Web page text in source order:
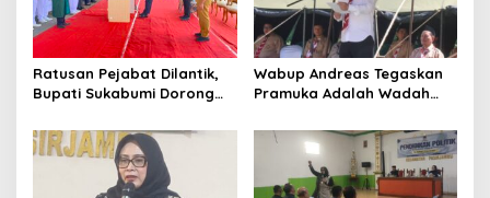
Ratusan Pejabat Dilantik,
Bupati Sukabumi Dorong
Ingatkan Pejabat Baru
untuk Bekerja dengan
Wabup Andreas Tegaskan
Pramuka Adalah Wadah
Karakter Generasi Muda